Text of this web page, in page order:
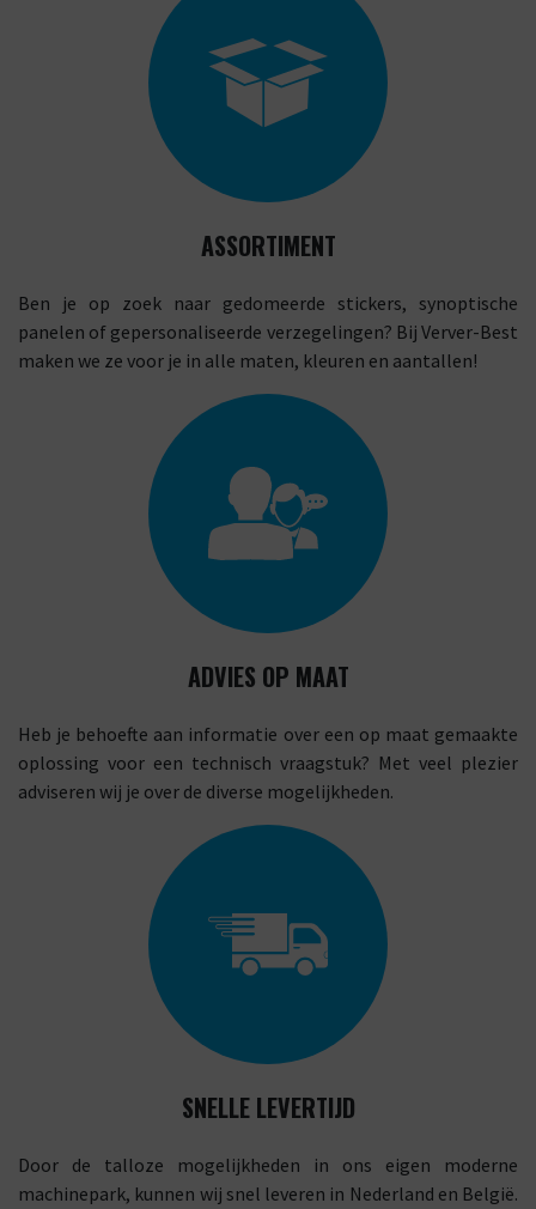
ASSORTIMENT
Ben je op zoek naar gedomeerde stickers, synoptische
panelen of gepersonaliseerde verzegelingen? Bij Verver-Best
maken we ze voor je in alle maten, kleuren en aantallen!
ADVIES OP MAAT
Heb je behoefte aan informatie over een op maat gemaakte
oplossing voor een technisch vraagstuk? Met veel plezier
adviseren wij je over de diverse mogelijkheden.
SNELLE LEVERTIJD
Door de talloze mogelijkheden in ons eigen moderne
machinepark, kunnen wij snel leveren in Nederland en België.